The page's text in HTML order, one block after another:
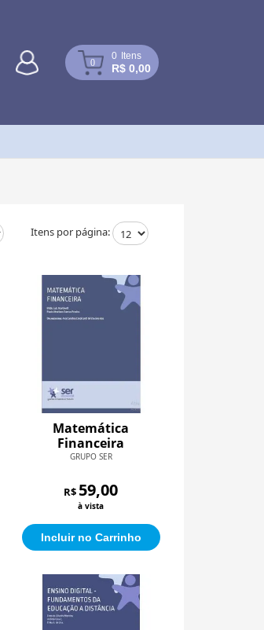
0
0 Itens
R$ 0,00
Itens por página:
Matemática
Financeira
GRUPO SER
R$ 59,00
à vista
Incluir no Carrinho